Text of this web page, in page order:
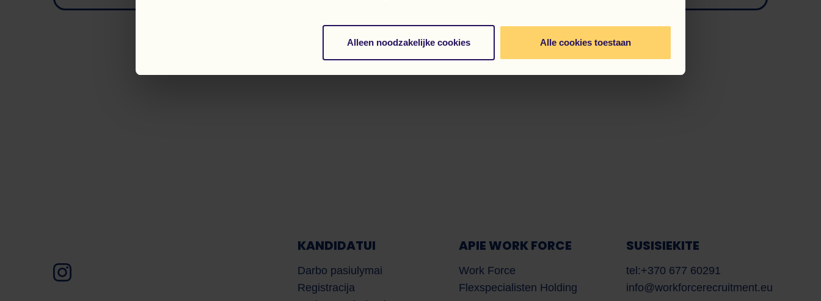
Alleen noodzakelijke cookies Alle cookies toestaan
KANDIDATUI
Darbo pasiulymai
Registracija
APIE WORK FORCE
Work Force
Flexspecialisten Holding
SUSISIEKITE
tel:+370 677 60291
info@workforcerecruitment.eu